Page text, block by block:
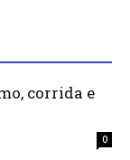
corrida e
0